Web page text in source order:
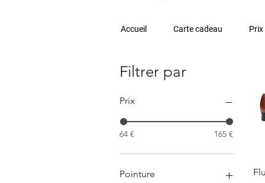
Accueil Carte cadeau Prix
Filtrer par
Prix
64 € 165 €
Pointure